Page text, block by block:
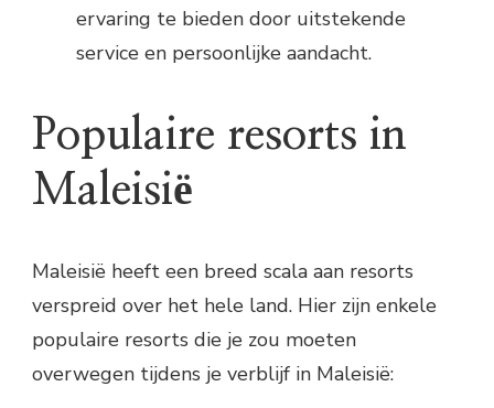
ervaring te bieden door uitstekende
service en persoonlijke aandacht.
Populaire resorts in
Maleisië
Maleisië heeft een breed scala aan resorts
verspreid over het hele land. Hier zijn enkele
populaire resorts die je zou moeten
overwegen tijdens je verblijf in Maleisië: